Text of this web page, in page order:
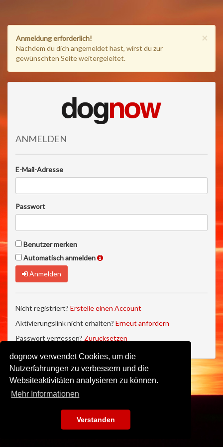
dognow verwendet Cookies, um die
Nutzerfahrungen zu verbessern und die
Websiteaktivitäten analysieren zu können.
Mehr Informationen
Verstanden
×
Anmeldung erforderlich!
Nachdem du dich angemeldet hast, wirst du zur
gewünschten Seite weitergeleitet.
ANMELDEN
E-Mail-Adresse
Passwort
Benutzer merken
Automatisch anmelden
Anmelden
Nicht registriert? Erstelle einen Account
Aktivierungslink nicht erhalten? Erneut anfordern
Passwort vergessen? Zurücksetzen